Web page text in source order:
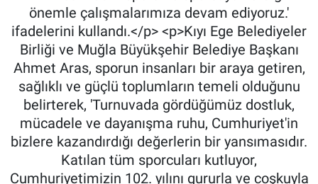
önemle çalışmalarımıza devam ediyoruz.'
ifadelerini kullandı.</p> <p>Kıyı Ege Belediyeler
Birliği ve Muğla Büyükşehir Belediye Başkanı
Ahmet Aras, sporun insanları bir araya getiren,
sağlıklı ve güçlü toplumların temeli olduğunu
belirterek, 'Turnuvada gördüğümüz dostluk,
mücadele ve dayanışma ruhu, Cumhuriyet'in
bizlere kazandırdığı değerlerin bir yansımasıdır.
Katılan tüm sporcuları kutluyor,
Cumhuriyetimizin 102. yılını gururla ve coşkuyla